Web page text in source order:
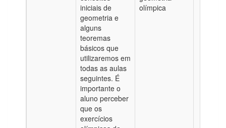
iniciais de
geometria e
alguns
teoremas
básicos que
utilizaremos em
todas as aulas
seguintes. É
importante o
aluno perceber
que os
exercícios
olímpica